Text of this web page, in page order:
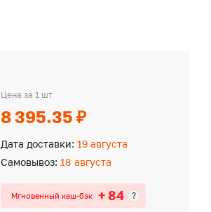
Цена за 1 шт
8 395.35 ₽
Дата доставки: 19 августа
Самовывоз: 18 августа
Мгновенный кеш-бэк + 84 ?